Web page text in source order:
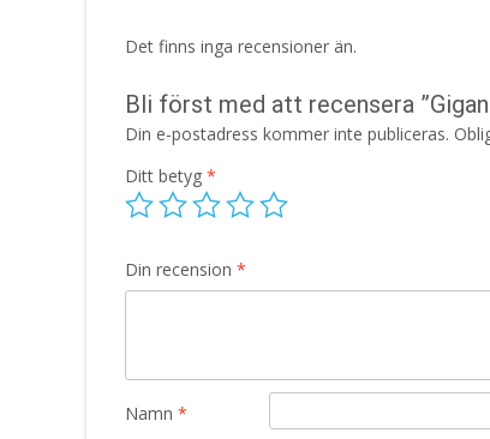
Det finns inga recensioner än.
Bli först med att recensera
Din e-postadress kommer inte publiceras.
Ditt betyg *
Din recension *
Namn *